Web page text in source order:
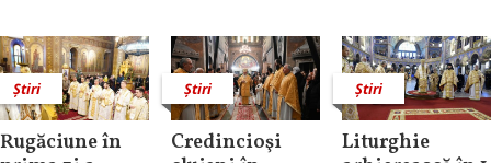
Știri
Rugăciune în
Știri
Credincioşi
Știri
Liturghie